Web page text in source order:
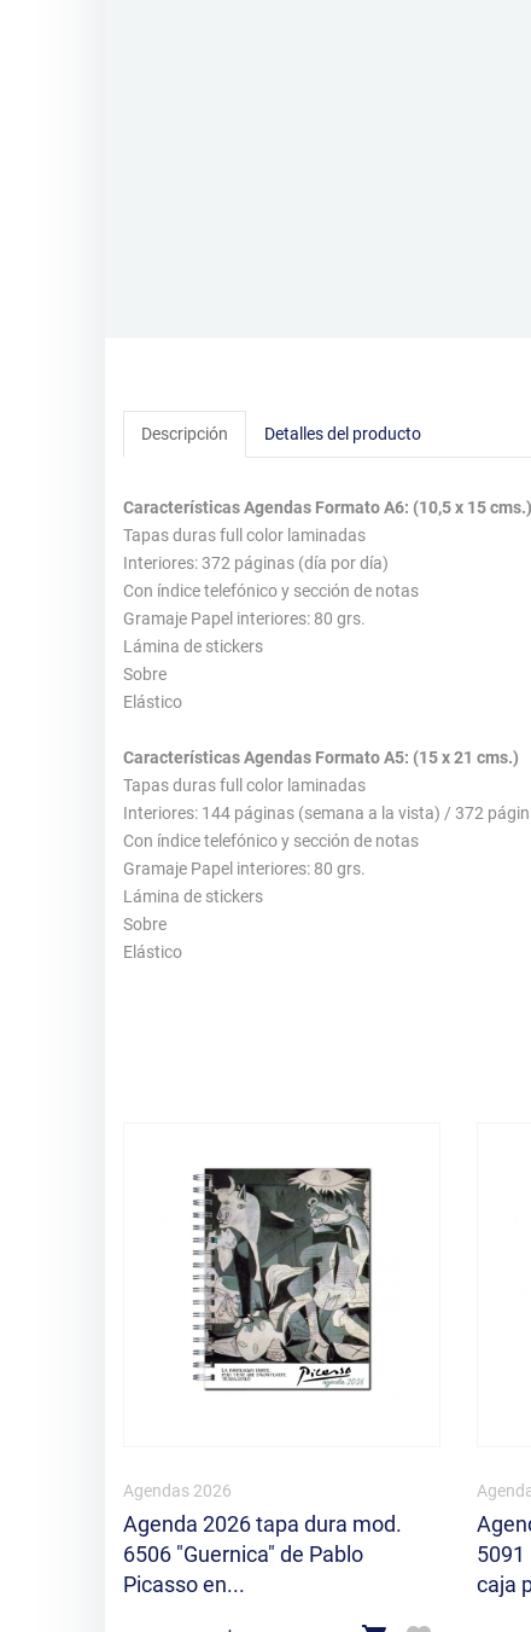
Descripción Detalles del producto
Características Agendas Formato A6: (10,5 x 15 cms.)
Tapas duras full color laminadas
Interiores: 372 páginas (día por día)
Con índice telefónico y sección de notas
Gramaje Papel interiores: 80 grs.
Lámina de stickers
Sobre
Elástico
Características Agendas Formato A5: (15 x 21 cms.)
Tapas duras full color laminadas
Interiores: 144 páginas (semana a la vista) / 372
Con índice telefónico y sección de notas
Gramaje Papel interiores: 80 grs.
Lámina de stickers
Sobre
Elástico
Agendas 2026
Agenda 2026 tapa dura mod.
6506 "Guernica" de Pablo
Picasso en...
5091
caja